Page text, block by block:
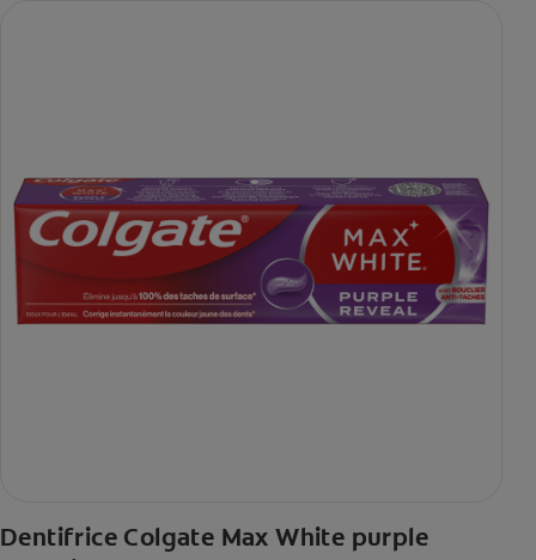
Dentifrice Colgate Max White purple